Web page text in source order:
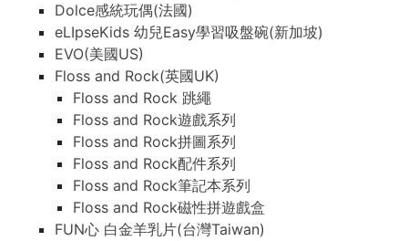
Dolce感統玩偶(法國)
eLIpseKids 幼兒Easy學習吸盤碗(新加坡)
EVO(美國US)
Floss and Rock(英國UK)
Floss and Rock 跳繩
Floss and Rock遊戲系列
Floss and Rock拼圖系列
Floss and Rock配件系列
Floss and Rock筆記本系列
Floss and Rock磁性拼遊戲盒
FUN心 白金羊乳片(台灣Taiwan)